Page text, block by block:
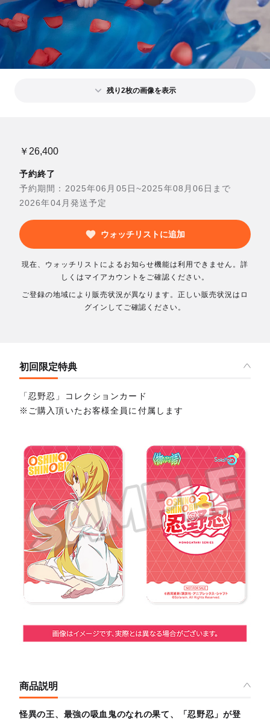
残り2枚の画像を表示
￥26,400
予約終了
予約期間：2025年06月05日~2025年08月06日まで
2026年04月発送予定
ウォッチリストに追加
現在、ウォッチリストによるお知らせ機能は利用できません。詳
しくはマイアカウントをご確認ください。
ご登録の地域により販売状況が異なります。正しい販売状況はロ
グインしてご確認ください。
初回限定特典
「忍野忍」コレクションカード
※ご購入頂いたお客様全員に付属します
商品説明
怪異の王、最強の吸血鬼のなれの果て、「忍野忍」が登